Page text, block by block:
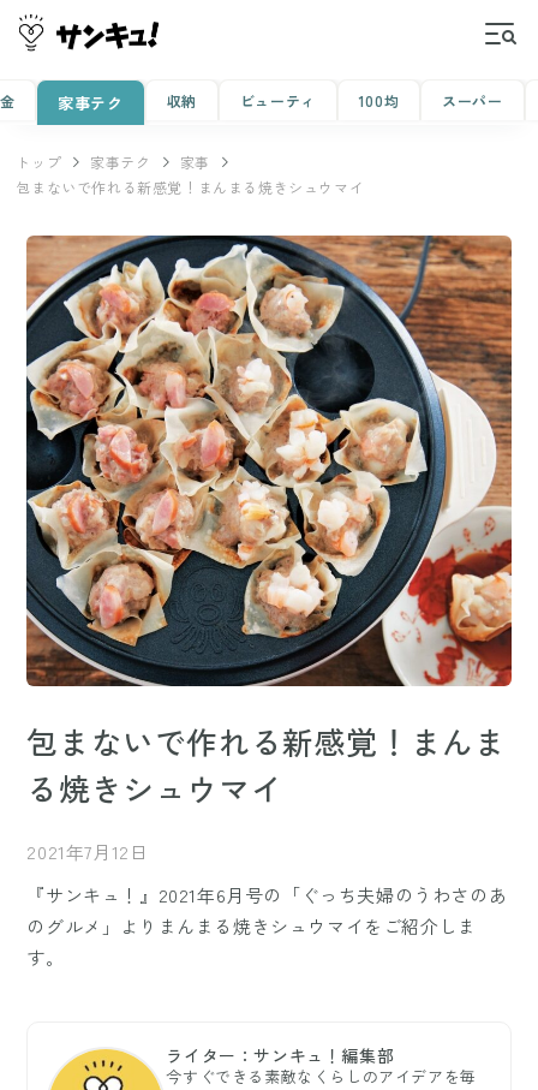
家事テク 収納 ビューティ 100均 スーパー
トップ 家事テク
家事
包まないで作れる新感覚！まんまる焼きシュウマイ
包まないで作れる新感覚！まんま
る焼きシュウマイ
2021年7月12日
『サンキュ！』2021年6月号の「ぐっち夫婦のうわさのあ
のグルメ」よりまんまる焼きシュウマイをご紹介しま
す。
ライター：サンキュ！編集部
今すぐできる素敵なくらしのアイデアを毎